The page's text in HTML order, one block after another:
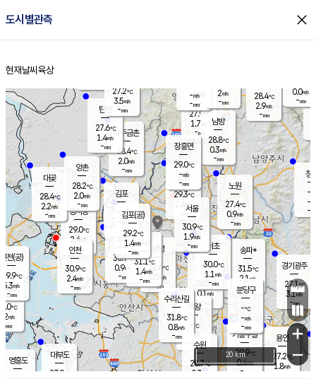
도시별관측 close
홈
현재날씨 육상
의도
℃
m/s
mm
영흥도
양주
27.9℃
1.7
-mm
과천
26.5℃
0.1m/s
- mm
용인
27.2℃
1.8m/s
경기광주
27.1℃
3.1m/s
-mm
대부도
27.9
경서동
29.0℃
2.4 m/s
-mm
파주금촌
28.4℃
2.0m/s
-mm
28.4℃
2.9m/s
-mm
대곶
28.4℃
2.2m/s
-mm
창
-
-m/
-
탄현
27.6℃
1.4m/s
-mm
0.0m/s
-mm
의왕
- ℃
m/s
mm
김포
- ℃
-m/s
mm
광명
32.6 ℃
0.5 m/s
-mm
부천
30.9℃
0.9m/s
-mm
양촌
28.2℃
2.0m/s
-mm
구로
31.1℃
1.4m/s
-mm
은평
29.3℃
2.6 m/s
- mm
노원
27.4℃
0.9m/s
-mm
송파*
31.5℃
2.1 m/s
-mm
서초
30.0℃
1.1 m/s
-mm
남방
28.8℃
0.3m/s
-mm
기흥구갈
29.9℃
0.4m/s
-
수리산길
31.8℃
0.8m/s
-mm
분당구
-℃
-m/s
-mm
장흥면
29.0℃
-m/s
-mm
-m/s
-mm
인천(공)
29.9℃
5.3m/s
-mm
김포(공)
29.2℃
1.4m/s
-mm
수원
28.7℃
0.3 m/s
인천
30.9℃
2.4m/s
-mm
서울
30.9℃
1.9m/s
-mm
27.2℃
3.5m/s
-mm
2m/s
-mm
+
−
20 km